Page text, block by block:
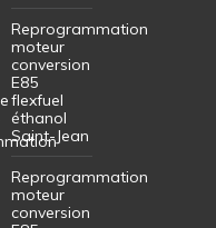
Reprogrammation
moteur
conversion
E85
flexfuel
éthanol
Saint-Jean
Reprogrammation
moteur
conversion